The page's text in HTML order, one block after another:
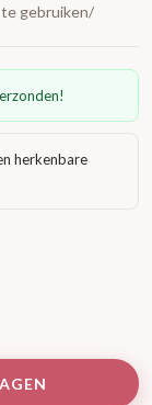
te gebruiken/
herkenbare